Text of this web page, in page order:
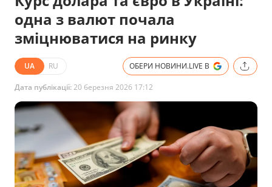
одна з валют почала
зміцнюватися на ринку
UA RU ОБЕРИ НОВИНИ.LIVE В
Дата публікації:20 березня 2026 17:12